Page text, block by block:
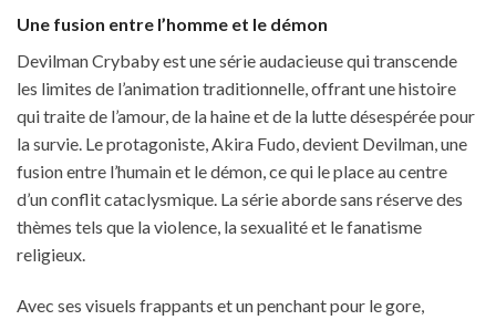
Une fusion entre l’homme et le démon
Devilman Crybaby est une série audacieuse qui transcende
les limites de l’animation traditionnelle, offrant une histoire
qui traite de l’amour, de la haine et de la lutte désespérée pour
la survie. Le protagoniste, Akira Fudo, devient Devilman, une
fusion entre l’humain et le démon, ce qui le place au centre
d’un conflit cataclysmique. La série aborde sans réserve des
thèmes tels que la violence, la sexualité et le fanatisme
religieux.
Avec ses visuels frappants et un penchant pour le gore,